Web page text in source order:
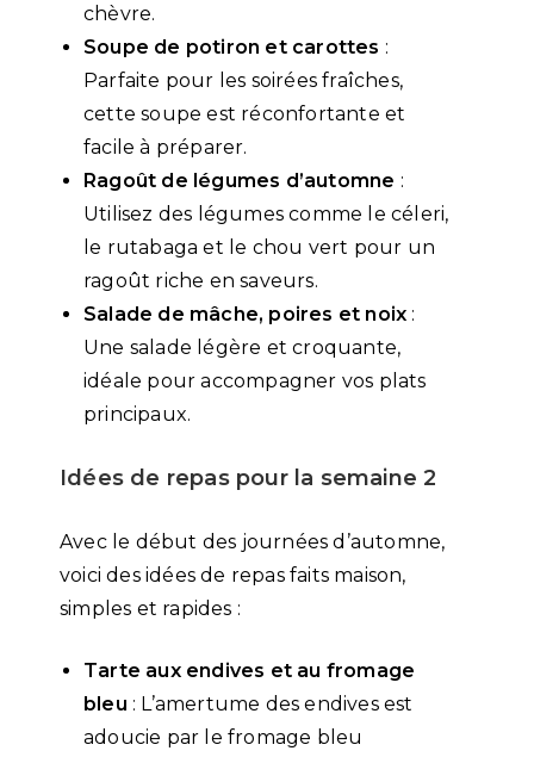
chèvre.
Soupe de potiron et carottes :
Parfaite pour les soirées fraîches,
cette soupe est réconfortante et
facile à préparer.
Ragoût de légumes d’automne :
Utilisez des légumes comme le céleri,
le rutabaga et le chou vert pour un
ragoût riche en saveurs.
Salade de mâche, poires et noix :
Une salade légère et croquante,
idéale pour accompagner vos plats
principaux.
Idées de repas pour la semaine 2
Avec le début des journées d’automne,
voici des idées de repas faits maison,
simples et rapides :
Tarte aux endives et au fromage
bleu : L’amertume des endives est
adoucie par le fromage bleu